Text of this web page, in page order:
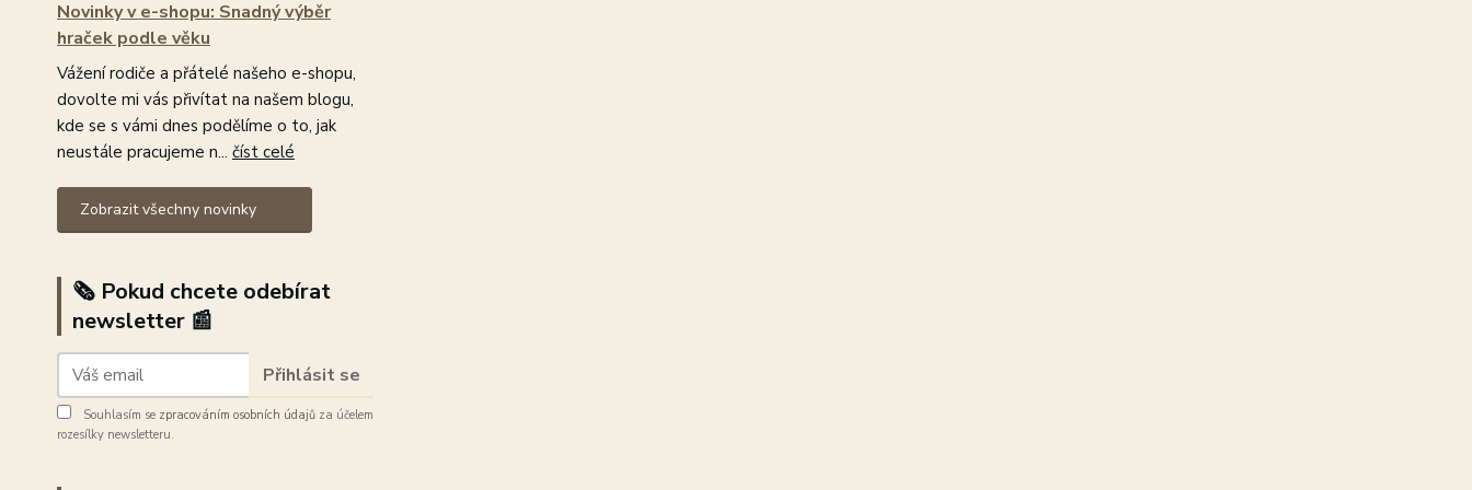
Novinky v e-shopu: Snadný výběr
hraček podle věku
Vážení rodiče a přátelé našeho e-shopu,
dovolte mi vás přivítat na našem blogu,
kde se s vámi dnes podělíme o to, jak
neustále pracujeme n... číst celé
Zobrazit všechny novinky
🗞️ Pokud chcete odebírat
newsletter 📰
Přihlásit se
Souhlasím se zpracováním osobních údajů za účelem
rozesílky newsletteru.